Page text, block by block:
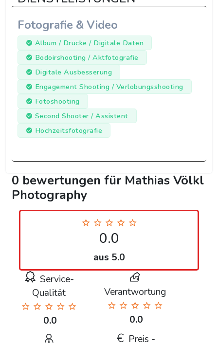
Fotografie & Video
Album / Drucke / Digitale Daten
Bodoirshooting / Aktfotografie
Digitale Ausbesserung
Engagement Shooting / Verlobungsshooting
Fotoshooting
Second Shooter / Assistent
Hochzeitsfotografie
0 bewertungen für Mathias Völkl
Photography
0.0
aus 5.0
Service-
Qualität
0.0
Verantwortung
0.0
Preis -